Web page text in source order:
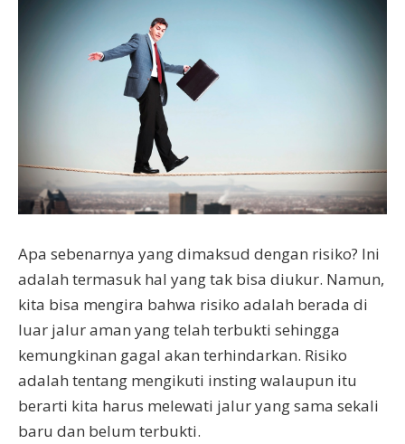
Apa sebenarnya yang dimaksud dengan risiko? Ini
adalah termasuk hal yang tak bisa diukur. Namun,
kita bisa mengira bahwa risiko adalah berada di
luar jalur aman yang telah terbukti sehingga
kemungkinan gagal akan terhindarkan. Risiko
adalah tentang mengikuti insting walaupun itu
berarti kita harus melewati jalur yang sama sekali
baru dan belum terbukti.